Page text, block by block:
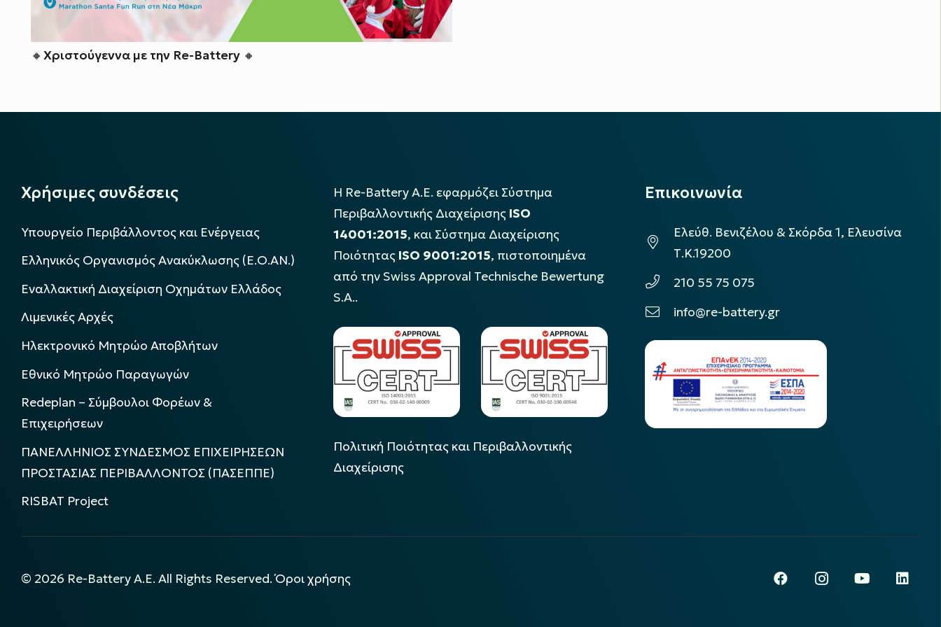
🔸Χριστούγεννα με την Re-Battery 🔸
Χρήσιμες συνδέσεις
Υπουργείο Περιβάλλοντος και Ενέργειας
Ελληνικός Οργανισμός Ανακύκλωσης (Ε.Ο.ΑΝ.)
Εναλλακτική Διαχείριση Οχημάτων Ελλάδος
Λιμενικές Αρχές
Ηλεκτρονικό Μητρώο Αποβλήτων
Εθνικό Μητρώο Παραγωγών
Redeplan – Σύμβουλοι Φορέων &
Επιχειρήσεων
ΠΑΝΕΛΛΗΝΙΟΣ ΣΥΝΔΕΣΜΟΣ ΕΠΙΧΕΙΡΗΣΕΩΝ
ΠΡΟΣΤΑΣΙΑΣ ΠΕΡΙΒΑΛΛΟΝΤΟΣ (ΠΑΣΕΠΠΕ)
RISBAT Project
Η Re-Battery Α.Ε. εφαρμόζει Σύστημα
Περιβαλλοντικής Διαχείρισης ISO
14001:2015, και Σύστημα Διαχείρισης
Ποιότητας ISO 9001:2015, πιστοποιημένα
από την Swiss Approval Technische Bewertung
S.A..
Πολιτική Ποιότητας και Περιβαλλοντικής
Διαχείρισης
Επικοινωνία
Ελεύθ. Βενιζέλου & Σκόρδα 1, Ελευσίνα
Τ.Κ.19200
210 55 75 075
info@re-battery.gr
© 2026 Re-Battery A.E. All Rights Reserved.Όροι χρήσης